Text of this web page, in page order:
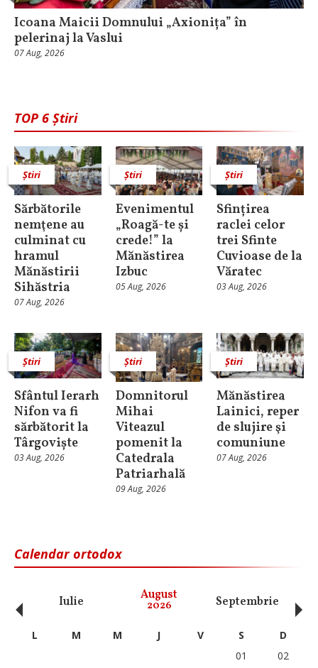
Icoana Maicii Domnului „Axionița” în
pelerinaj la Vaslui
07 Aug, 2026
TOP 6 Știri
Știri
Sărbătorile
nemţene au
culminat cu
hramul
Mănăstirii
Sihăstria
07 Aug, 2026
Știri
Evenimentul
„Roagă-te și
crede!” la
Mănăstirea
Izbuc
05 Aug, 2026
Știri
Sfințirea
raclei celor
trei Sfinte
Cuvioase de la
Văratec
03 Aug, 2026
Știri
Sfântul Ierarh
Nifon va fi
sărbătorit la
Târgoviște
03 Aug, 2026
Știri
Domnitorul
Mihai
Viteazul
pomenit la
Catedrala
Patriarhală
09 Aug, 2026
Știri
Mănăstirea
Lainici, reper
de slujire şi
comuniune
07 Aug, 2026
Calendar ortodox
Iulie August
2026 Septembrie
‹ L M M J V S
D
01
02